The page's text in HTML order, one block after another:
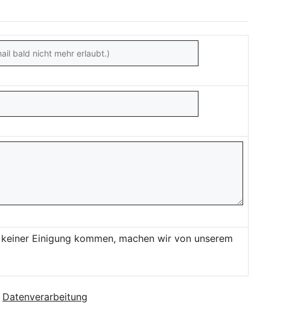
Einigung kommen, machen wir von unserem
Datenverarbeitung